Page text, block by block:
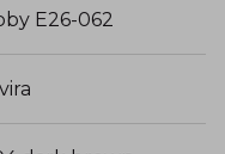
terwijl de
voor optimaal
E26-062